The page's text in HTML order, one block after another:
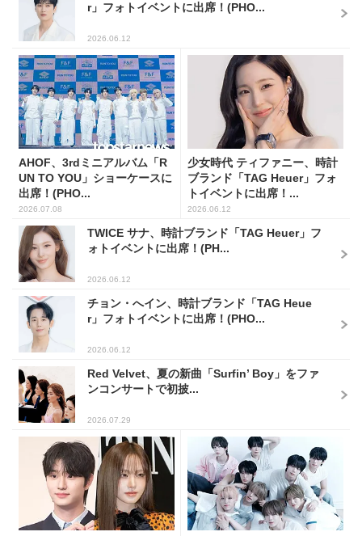
r」フォトイベントに出席！(PHO...
2026.06.12
AHOF、3rdミニアルバム「R
UN TO YOU」ショーケースに
出席！(PHO...
2026.07.08
少女時代 ティファニー、時計
ブランド「TAG Heuer」フォ
トイベントに出席！...
2026.06.12
TWICE サナ、時計ブランド「TAG Heuer」フ
ォトイベントに出席！(PH...
2026.06.12
チョン・へイン、時計ブランド「TAG Heue
r」フォトイベントに出席！(PHO...
2026.06.12
Red Velvet、夏の新曲「Surfin’ Boy」をファ
ンコンサートで初披...
2026.07.29